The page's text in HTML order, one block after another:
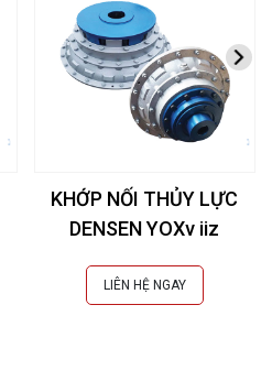
KHỚP NỐI THỦY LỰC
DENSEN YOXv iiz
LIÊN HỆ NGAY